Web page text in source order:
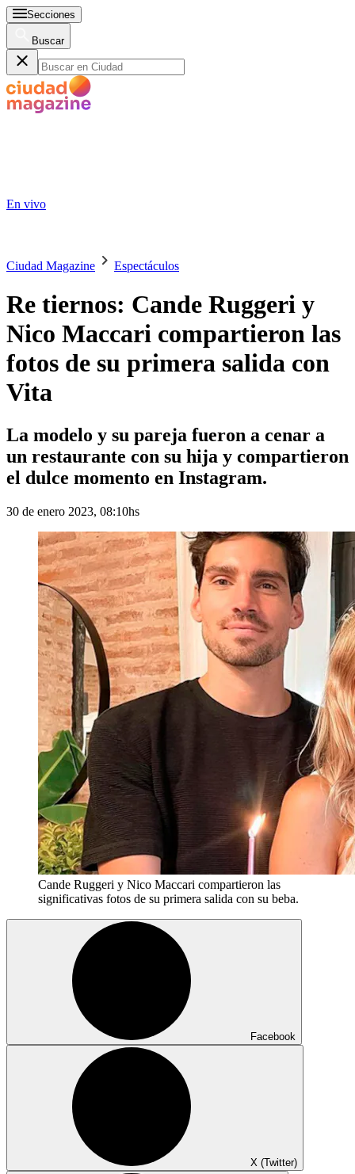
Secciones
Buscar
En vivo
Ciudad Magazine Espectáculos
Re tiernos: Cande Ruggeri y
Nico Maccari compartieron las
fotos de su primera salida con
Vita
La modelo y su pareja fueron a cenar a
un restaurante con su hija y compartieron
el dulce momento en Instagram.
30 de enero 2023, 08:10hs
Cande Ruggeri y Nico Maccari compartieron las
significativas fotos de su primera salida con su beba.
Facebook
X (Twitter)